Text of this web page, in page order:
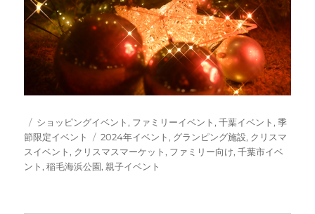
投
稿
日:
カ
テ
ゴ
リ
ショッピングイベント, ファミリーイベント,千葉イベント,季
節限定イベント
タ
グ
2024年イベント, グランピング施設, クリスマ
スイベント, クリスマスマーケット, ファミリー向け,千葉市イベ
ント,稲毛海浜公園,親子イベント